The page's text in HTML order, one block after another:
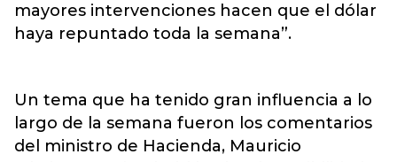
mayores intervenciones hacen que el dólar
haya repuntado toda la semana”.
Un tema que ha tenido gran influencia a lo
largo de la semana fueron los comentarios
del ministro de Hacienda, Mauricio